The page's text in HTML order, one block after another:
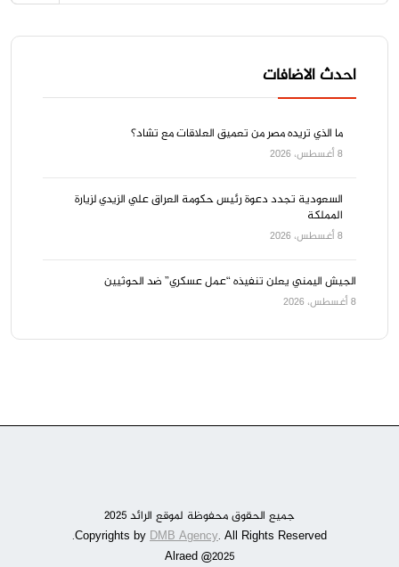
احدث الاضافات
ما الذي تريده مصر من تعميق العلاقات مع تشاد؟
8 أغسطس، 2026
السعودية تجدد دعوة رئيس حكومة العراق علي الزيدي لزيارة
المملكة
8 أغسطس، 2026
الجيش اليمني يعلن تنفيذه “عمل عسكري” ضد الحوثيين
8 أغسطس، 2026
جميع الحقوق محفوظة لموقع الرائد 2025
DMB Agency. All Rights Reserved.
Alraed @2025